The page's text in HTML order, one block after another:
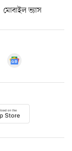
মোবাইল ভ্যাস